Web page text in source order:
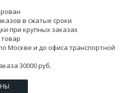
в сжатые сроки
при крупных заказах
Москве и до офиса транспортной
30000 руб.